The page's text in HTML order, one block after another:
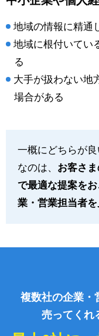
地域の情報に精通
地域に根付いてい
る
大手が扱わない地
場合がある
一概にどちらが
なのは、 お客さ
で最適な提案を
業・営業担当者を
複数社の企業・
売ってくれ